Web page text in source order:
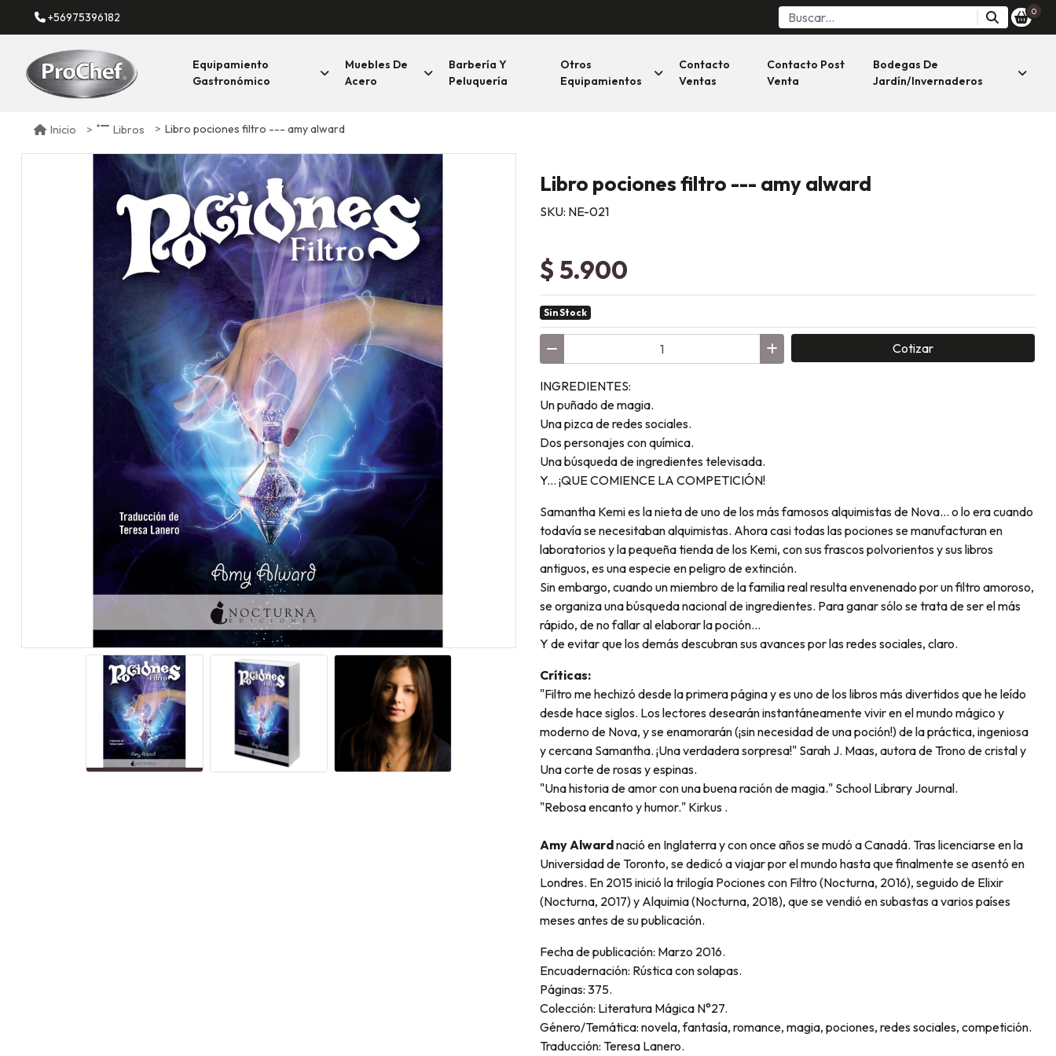
+56975396182 0
Equipamiento
Gastronómico
Muebles De
Acero
Barbería Y
Peluquería
Otros
Equipamientos
Contacto
Ventas
Contacto Post
Venta
Bodegas De
Jardín/invernaderos
Inicio Libros Libro pociones filtro --- amy alward
Libro pociones filtro --- amy alward
SKU: NE-021
$ 5.900
Sin Stock
Cotizar
INGREDIENTES:
Un puñado de magia.
Una pizca de redes sociales.
Dos personajes con química.
Una búsqueda de ingredientes televisada.
Y... ¡QUE COMIENCE LA COMPETICIÓN!
Samantha Kemi es la nieta de uno de los más famosos alquimistas de Nova... o lo era cuando
todavía se necesitaban alquimistas. Ahora casi todas las pociones se manufacturan en
laboratorios y la pequeña tienda de los Kemi, con sus frascos polvorientos y sus libros
antiguos, es una especie en peligro de extinción.
Sin embargo, cuando un miembro de la familia real resulta envenenado por un filtro amoroso,
se organiza una búsqueda nacional de ingredientes. Para ganar sólo se trata de ser el más
rápido, de no fallar al elaborar la poción...
Y de evitar que los demás descubran sus avances por las redes sociales, claro.
Críticas:
"Filtro me hechizó desde la primera página y es uno de los libros más divertidos que he leído
desde hace siglos. Los lectores desearán instantáneamente vivir en el mundo mágico y
moderno de Nova, y se enamorarán (¡sin necesidad de una poción!) de la práctica, ingeniosa
y cercana Samantha. ¡Una verdadera sorpresa!" Sarah J. Maas, autora de Trono de cristal y
Una corte de rosas y espinas.
"Una historia de amor con una buena ración de magia." School Library Journal.
"Rebosa encanto y humor." Kirkus .
Amy Alwardnació en Inglaterra y con once años se mudó a Canadá. Tras licenciarse en la
Universidad de Toronto, se dedicó a viajar por el mundo hasta que finalmente se asentó en
Londres. En 2015 inició la trilogía Pociones con Filtro (Nocturna, 2016), seguido de Elixir
(Nocturna, 2017) y Alquimia (Nocturna, 2018), que se vendió en subastas a varios países
meses antes de su publicación.
Fecha de publicación: Marzo 2016.
Encuadernación: Rústica con solapas.
Páginas: 375.
Colección: Literatura Mágica N°27.
Género/Temática: novela, fantasía, romance, magia, pociones, redes sociales, competición.
Traducción: Teresa Lanero.